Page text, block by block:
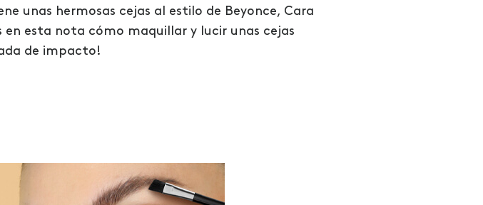
unas hermosas cejas al estilo de Beyonce, Cara
en esta nota cómo maquillar y lucir unas cejas
de impacto!